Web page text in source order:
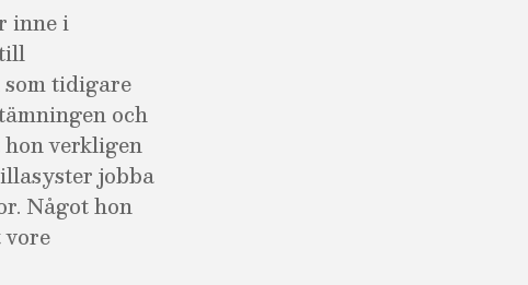
inne i
tidigare
och
verkligen
jobba
Något hon